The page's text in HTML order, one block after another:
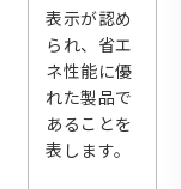
表示が認め
られ、省エ
ネ性能に優
れた製品で
あることを
表します。